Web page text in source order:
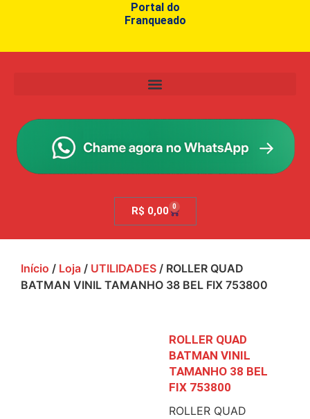
Portal do
Franqueado
R$ 0,00 0
Início / Loja / UTILIDADES / ROLLER QUAD
BATMAN VINIL TAMANHO 38 BEL FIX 753800
ROLLER QUAD
BATMAN VINIL
TAMANHO 38 BEL
FIX 753800
ROLLER QUAD